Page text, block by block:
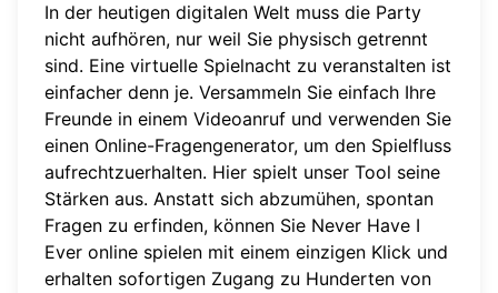
In der heutigen digitalen Welt muss die Party
nicht aufhören, nur weil Sie physisch getrennt
sind. Eine virtuelle Spielnacht zu veranstalten ist
einfacher denn je. Versammeln Sie einfach Ihre
Freunde in einem Videoanruf und verwenden Sie
einen Online-Fragengenerator, um den Spielfluss
aufrechtzuerhalten. Hier spielt unser Tool seine
Stärken aus. Anstatt sich abzumühen, spontan
Fragen zu erfinden, können Sie Never Have I
Ever online spielen mit einem einzigen Klick und
erhalten sofortigen Zugang zu Hunderten von